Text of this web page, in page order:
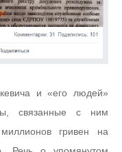
и «его людей»
связанные с ним
гривен на